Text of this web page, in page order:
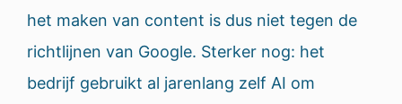
het maken van content is dus niet tegen de
richtlijnen van Google. Sterker nog: het
bedrijf gebruikt al jarenlang zelf AI om